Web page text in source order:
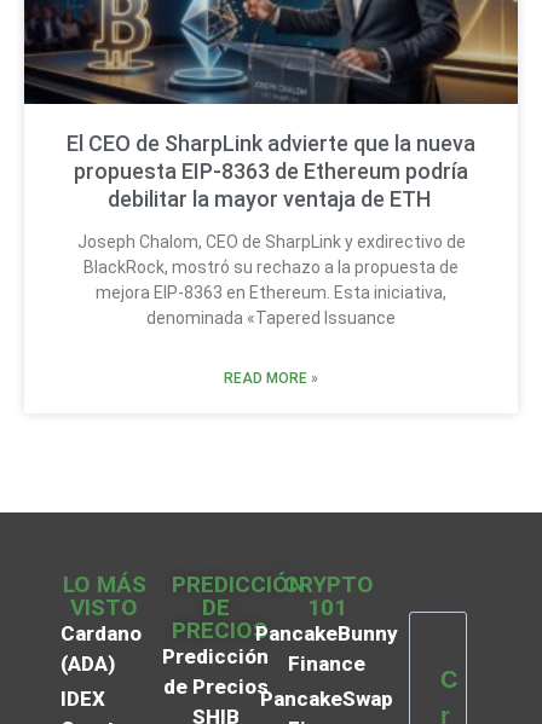
El CEO de SharpLink advierte que la nueva
propuesta EIP-8363 de Ethereum podría
debilitar la mayor ventaja de ETH
Joseph Chalom, CEO de SharpLink y exdirectivo de
BlackRock, mostró su rechazo a la propuesta de
mejora EIP-8363 en Ethereum. Esta iniciativa,
denominada «Tapered Issuance
READ MORE »
LO MÁS
VISTO
Cardano
(ADA)
IDEX
PREDICCIÓN
DE
PRECIOS
Predicción
de Precios
SHIB
CRYPTO
101
PancakeBunny
Finance
PancakeSwap
C
r